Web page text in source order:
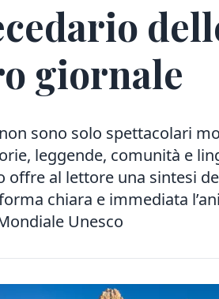
giornale
sono solo spettacolari
leggende, comunità e
offre al lettore una sintesi
chiara e immediata
Unesco